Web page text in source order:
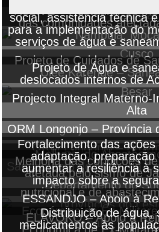
Sofala
ReLIVE – Restaurar os
das comunidades
Nampula,
social, assistência técnica
para a implementação do
serviços de água e
Cusco
Projeto de Cuidados de
Ulee Karenge –
Projeto de Água e
deslocados internos de
Besar
Projecto Integral Materno-
Alta
ORM Longonjo – Província
ORM Longonjo –
Melhoria do
Saneamento do Meio, na
Melhoria das condições
afetada pelo sismo de
Departamento do
Fortalecimento das
adaptação,
aumentar a resiliência à
impacto sobre a
nutricional e de
províncias do
ESSANDJO – Apoio à
Económica de Ex-
Londuímbali –
ELAVOKO – Apoio à
Distribuição de água,
medicamentos às